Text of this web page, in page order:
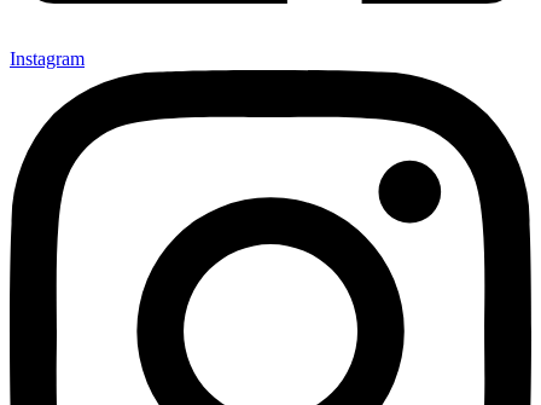
Instagram